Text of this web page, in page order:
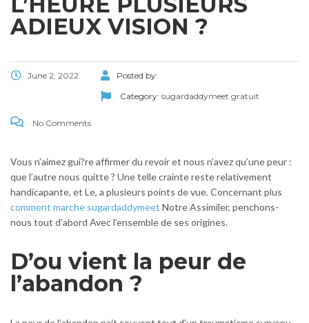
ADIEUX VISION ?
June 2, 2022
Posted by:
Category: sugardaddymeet gratuit
No Comments
Vous n’aimez gui?re affirmer du revoir et nous n’avez qu’une peur :
que l’autre nous quitte ? Une telle crainte reste relativement
handicapante, et Le, a plusieurs points de vue. Concernant plus
comment marche sugardaddymeet Notre Assimiler, penchons-
nous tout d’abord Avec l’ensemble de ses origines.
D’ou vient la peur de
l’abandon ?